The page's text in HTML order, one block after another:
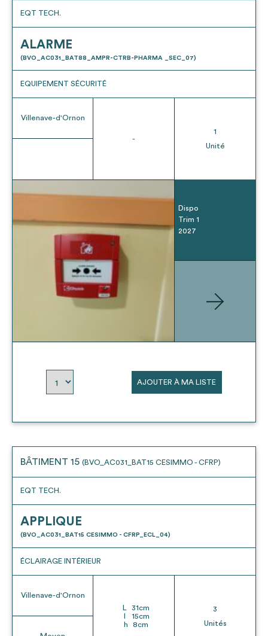
EQT TECH.
ALARME
(BVO_AC031_BAT88_AMPR-CTRB-PHARMA _SEC_07)
EQUIPEMENT SÉCURITÉ
Villenave-d'Ornon
-
1
Unité
Dispo
Trim 1
2027
AJOUTER À MA LISTE
BÂTIMENT 15 (BVO_AC031_BAT15 CESIMMO - CFRP)
EQT TECH.
APPLIQUE
(BVO_AC031_BAT15 CESIMMO - CFRP_ECL_04)
ÉCLAIRAGE INTÉRIEUR
Villenave-d'Ornon
L 31cm
15cm
h
8cm
3
Unités